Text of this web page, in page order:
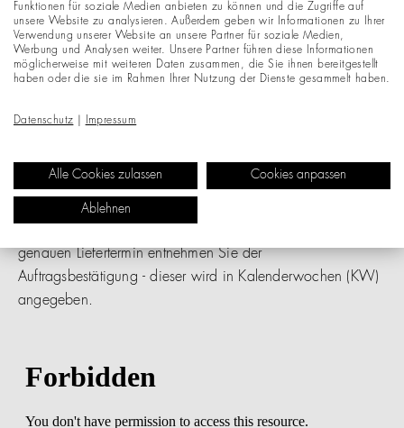
die gezeigten Materialien und Stoffe, Farbdifferenzen zum
Original sind möglich. Änderungen behalten wir uns
ausdrücklich vor.
dem Bereich "Empfehlungen" möglich.
Alle Produkte werden auftragsbezogen gefertigt. Bitte
beachten Sie, dass die Lieferzeit nach Auftragsbestätigung
genauen Liefertermin entnehmen Sie der
Auftragsbestätigung - dieser wird in Kalenderwochen (KW)
angegeben.
Funktionen für soziale Medien anbieten zu können und die Zugriffe auf
unsere Website zu analysieren. Außerdem geben wir Informationen zu Ihrer
Verwendung unserer Website an unsere Partner für soziale Medien,
Werbung und Analysen weiter. Unsere Partner führen diese Informationen
möglicherweise mit weiteren Daten zusammen, die Sie ihnen bereitgestellt
haben oder die sie im Rahmen Ihrer Nutzung der Dienste gesammelt haben.
Datenschutz Impressum
Alle Cookies zulassen Cookies anpassen
Ablehnen